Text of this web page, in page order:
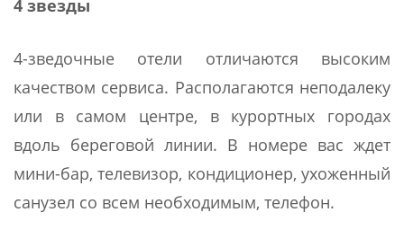
4 звезды
4-зведочные отели отличаются высоким
качеством сервиса. Располагаются неподалеку
или в самом центре, в курортных городах
вдоль береговой линии. В номере вас ждет
мини-бар, телевизор, кондиционер, ухоженный
санузел со всем необходимым, телефон.